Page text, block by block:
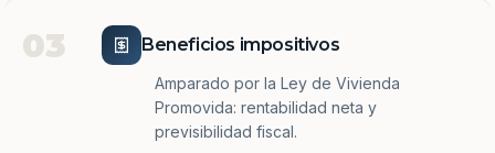
03 Beneficios impositivos
Amparado por la Ley de Vivienda
Promovida: rentabilidad neta y
previsibilidad fiscal.